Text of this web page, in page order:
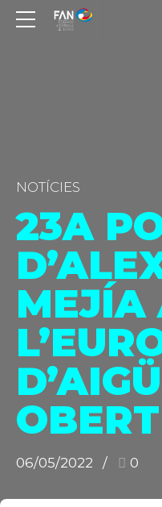
C/ Narciso Yepes s/n AD300
NOTÍCIES
23A
MEJÍA
06/05/2022 0